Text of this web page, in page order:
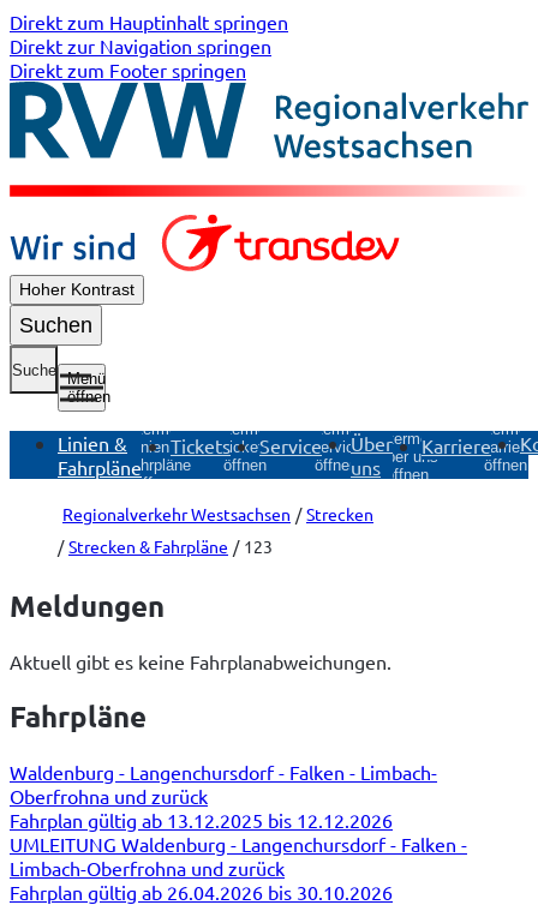
Direkt zum Hauptinhalt springen
Direkt zur Navigation springen
Direkt zum Footer springen
Hoher Kontrast
Suchen
Suche
Menü
öffnen
Linien &
Fahrpläne
Untermenü
Linien &
Fahrpläne
öffnen
Tickets
Untermenü
Tickets
öffnen
Service
Untermenü
Service
öffnen
Über
uns
Untermenü
Über uns
öffnen
KarriereKarriere
öffnen
Regionalverkehr Westsachsen
Strecken
Strecken & Fahrpläne
123
Meldungen
Aktuell gibt es keine Fahrplanabweichungen.
Fahrpläne
Waldenburg - Langenchursdorf - Falken - Limbach-
Oberfrohna und zurück
Fahrplan gültig ab 13.12.2025 bis 12.12.2026
UMLEITUNG Waldenburg - Langenchursdorf - Falken -
Limbach-Oberfrohna und zurück
Fahrplan gültig ab 26.04.2026 bis 30.10.2026